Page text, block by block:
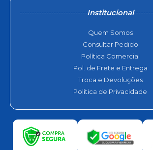
Institucional
Quem Somos
Consultar Pedido
Política Comercial
Pol. de Frete e Entrega
Troca e Devoluções
Política de Privacidade